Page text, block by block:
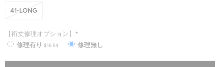
41-LONG
【裄丈修理オプション】*
修理有り $16.54 修理無し